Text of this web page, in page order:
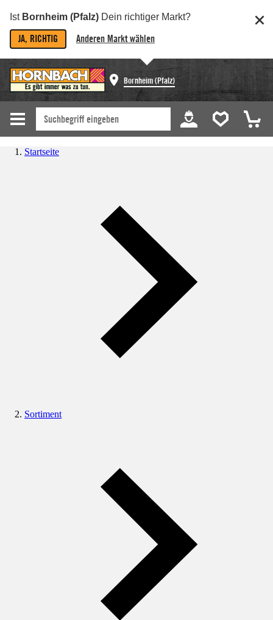
Ist Bornheim (Pfalz) Dein richtiger Markt?
JA, RICHTIG Anderen Markt wählen
Bornheim (Pfalz)
Startseite
Sortiment